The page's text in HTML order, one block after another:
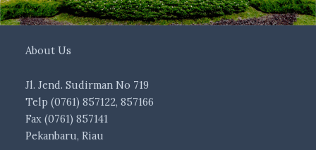
About Us
Jl. Jend. Sudirman No 719
Telp (0761) 857122, 857166
Fax (0761) 857141
Pekanbaru, Riau